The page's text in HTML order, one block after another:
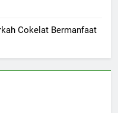
Cokelat Bermanfaat